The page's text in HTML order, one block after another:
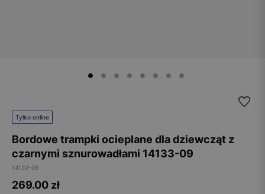
Tylko online
Bordowe trampki ocieplane dla dziewcząt z
czarnymi sznurowadłami 14133-09
14133-09
269.00 zł